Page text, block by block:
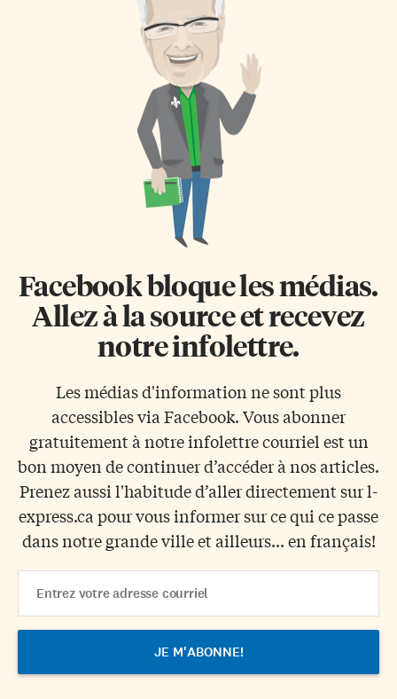
Facebook bloque les médias.
Allez à la source et recevez
notre infolettre.
Les médias d'information ne sont plus
accessibles via Facebook. Vous abonner
gratuitement à notre infolettre courriel est un
bon moyen de continuer d’accéder à nos articles.
Prenez aussi l'habitude d’aller directement sur l-
express.ca pour vous informer sur ce qui ce passe
dans notre grande ville et ailleurs... en français!
Address